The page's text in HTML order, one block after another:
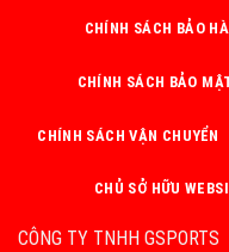
CÔNG TY TNHH GSPORTS
CHÍNH SÁCH BẢO
CHÍNH SÁCH BẢO
CHÍNH SÁCH VẬN CHUYỂN
CHỦ SỞ HỮU